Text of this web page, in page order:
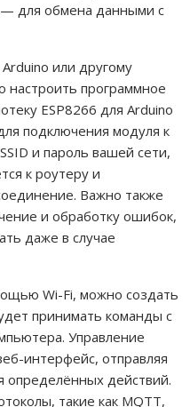
— для обмена данными с
или другому
настроить программное
ESP8266 для Arduino
подключения модуля к
и пароль вашей сети,
к роутеру и
Важно также
и обработку ошибок,
даже в случае
Wi-Fi, можно создать
принимать команды с
Управление
интерфейс, отправляя
определённых действий.
такие как MQTT,